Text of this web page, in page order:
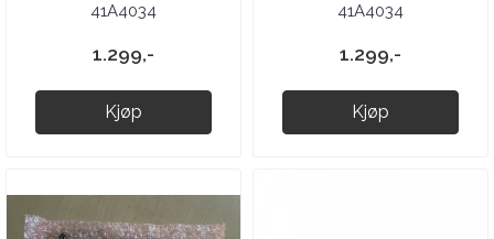
41A4034
1.299,-
Kjøp
41A4034
1.299,-
Kjøp